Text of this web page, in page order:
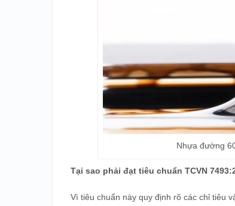
Nhựa đường
Tại sao phải đạt tiêu chuẩn TCVN
Vì tiêu chuẩn này quy định rõ các chỉ tiêu